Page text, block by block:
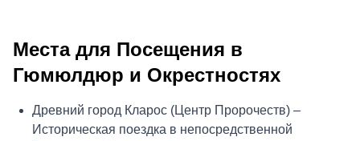
Места для Посещения в
Гюмюлдюр и Окрестностях
Древний город Кларос (Центр Пророчеств) –
Историческая поездка в непосредственной